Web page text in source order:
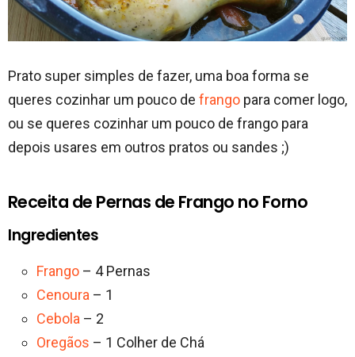
Prato super simples de fazer, uma boa forma se
queres cozinhar um pouco de frango para comer logo,
ou se queres cozinhar um pouco de frango para
depois usares em outros pratos ou sandes ;)
Receita de Pernas de Frango no Forno
Ingredientes
Frango – 4 Pernas
Cenoura – 1
Cebola – 2
Oregãos – 1 Colher de Chá